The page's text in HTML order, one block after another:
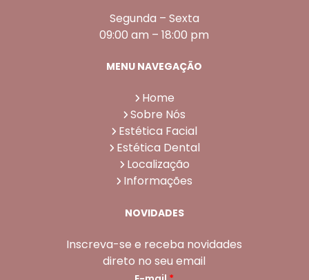
Segunda – Sexta
09:00 am – 18:00 pm
MENU NAVEGAÇÃO
Home
Sobre Nós
Estética Facial
Estética Dental
Localização
Informações
NOVIDADES
Inscreva-se e receba novidades
direto no seu email